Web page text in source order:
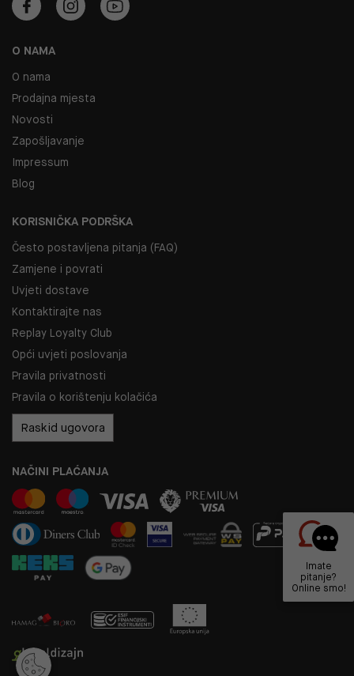
O NAMA
O nama
Prodajna mjesta
Novosti
Zapošljavanje
Impressum
Blog
KORISNIČKA PODRŠKA
Često postavljena pitanja (FAQ)
Zamjene i povrati
Uvjeti dostave
Kontaktirajte nas
Replay Loyalty Club
Opći uvjeti poslovanja
Pravila privatnosti
Pravila o korištenju kolačića
Raskid ugovora
NAČINI PLAĆANJA
Imate
pitanje?
Online smo!